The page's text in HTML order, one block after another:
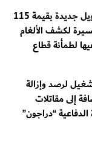
وأوضحت لندن أن مساهمتها ستُدعم بحزمة تمويل جديدة بقيمة 115
لكشف الألغام
لطمأنة قطاع
لرصد وإزالة
إلى مقاتلات
“دراجون”